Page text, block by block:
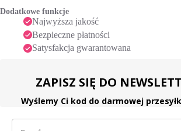
Dodatkowe funkcje
Najwyższa jakość
Bezpieczne płatności
Satysfakcja gwarantowana
ZAPISZ SIĘ DO
Wyślemy Ci kod do darmowej